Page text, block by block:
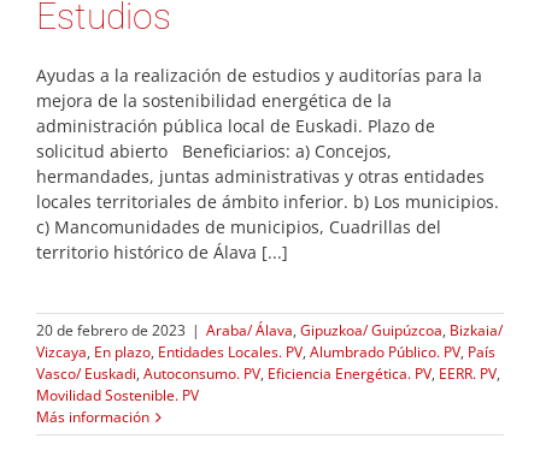
Estudios
Ayudas a la realización de estudios y auditorías para la
mejora de la sostenibilidad energética de la
administración pública local de Euskadi. Plazo de
solicitud abierto Beneficiarios: a) Concejos,
hermandades, juntas administrativas y otras entidades
locales territoriales de ámbito inferior. b) Los municipios.
c) Mancomunidades de municipios, Cuadrillas del
territorio histórico de Álava [...]
20 de febrero de 2023 | Araba/ Álava, Gipuzkoa/ Guipúzcoa, Bizkaia/
Vizcaya, En plazo, Entidades Locales. PV, Alumbrado Público. PV, País
Vasco/ Euskadi, Autoconsumo. PV, Eficiencia Energética. PV, EERR. PV,
Movilidad Sostenible. PV
Más información